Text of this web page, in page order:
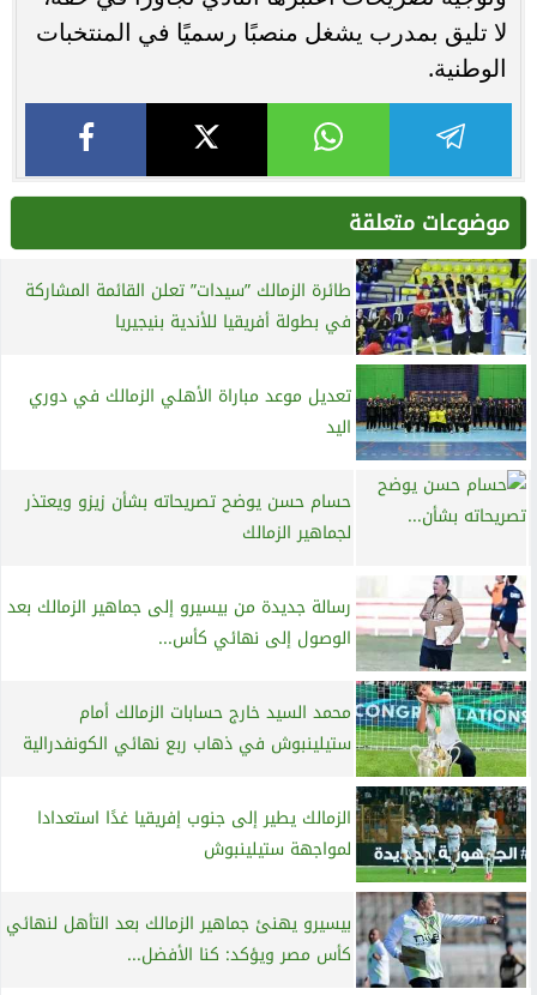
لا تليق بمدرب يشغل منصبًا رسميًا في المنتخبات
الوطنية.
موضوعات متعلقة
طائرة الزمالك ”سيدات” تعلن القائمة المشاركة
في بطولة أفريقيا للأندية بنيجيريا
تعديل موعد مباراة الأهلي الزمالك في دوري
اليد
حسام حسن يوضح تصريحاته بشأن زيزو ويعتذر
لجماهير الزمالك
رسالة جديدة من بيسيرو إلى جماهير الزمالك بعد
الوصول إلى نهائي كأس...
محمد السيد خارج حسابات الزمالك أمام
ستيلينبوش في ذهاب ربع نهائي الكونفدرالية
الزمالك يطير إلى جنوب إفريقيا غدًا استعدادا
لمواجهة ستيلينبوش
بيسيرو يهنئ جماهير الزمالك بعد التأهل لنهائي
كأس مصر ويؤكد: كنا الأفضل...